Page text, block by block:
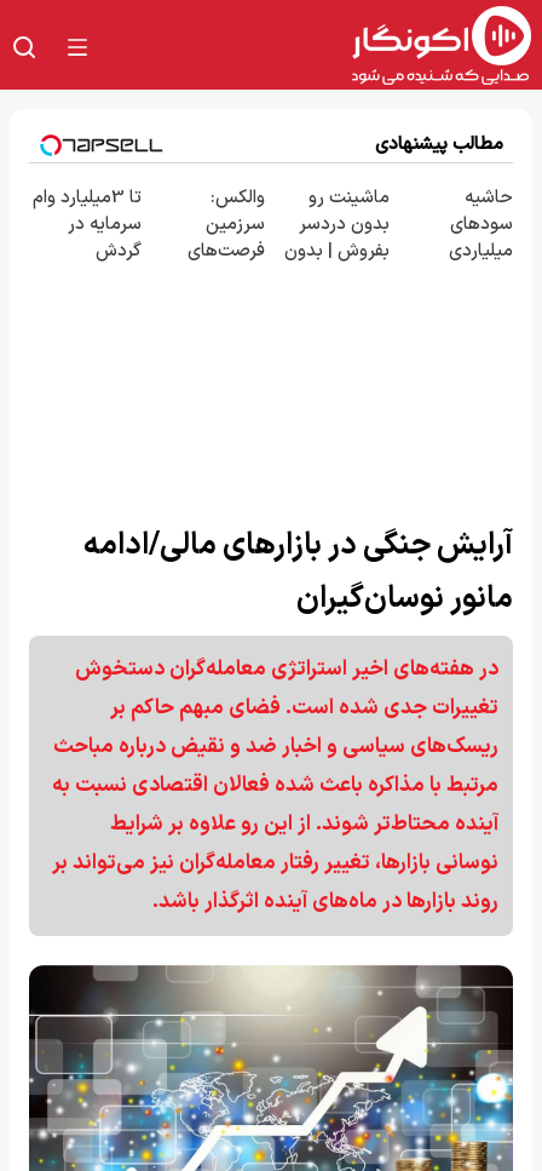
مطالب پیشنهادی
حاشیه
سودهای
میلیاردی
ماشینت رو
بدون دردسر
بفروش | بدون
والکس:
سرزمین
فرصت‌های
تا 3میلیارد وام
سرمایه در
گردش
آرایش جنگی در بازارهای مالی/ادامه
مانور نوسان‌گیران
در هفته‌های اخیر استراتژی معامله‌گران دستخوش
تغییرات جدی شده است. فضای مبهم حاکم بر
ریسک‌های سیاسی و اخبار ضد و نقیض درباره مباحث
مرتبط با مذاکره باعث شده فعالان اقتصادی نسبت به
آینده محتاط‌تر شوند. از این رو علاوه بر شرایط
نوسانی بازارها، تغییر رفتار معامله‌گران نیز می‌تواند بر
روند بازارها در ماه‌های آینده اثرگذار باشد.